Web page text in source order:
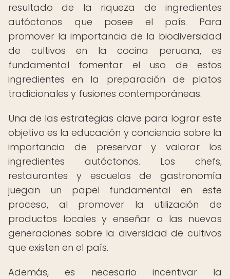
resultado de la riqueza de ingredientes
autóctonos que posee el país. Para
promover la importancia de la biodiversidad
de cultivos en la cocina peruana, es
fundamental fomentar el uso de estos
ingredientes en la preparación de platos
tradicionales y fusiones contemporáneas.
Una de las estrategias clave para lograr este
objetivo es la educación y conciencia sobre la
importancia de preservar y valorar los
ingredientes autóctonos. Los chefs,
restaurantes y escuelas de gastronomía
juegan un papel fundamental en este
proceso, al promover la utilización de
productos locales y enseñar a las nuevas
generaciones sobre la diversidad de cultivos
que existen en el país.
Además, es necesario incentivar la